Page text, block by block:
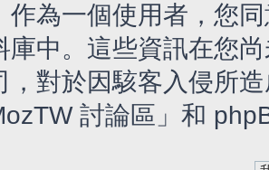
作為一個使用者，您
庫中。這些資訊在您
，對於因駭客入侵所
討論區」和